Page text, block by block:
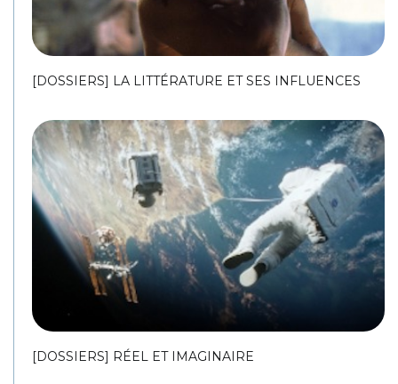
[DOSSIERS] LA LITTÉRATURE ET SES INFLUENCES
[DOSSIERS] RÉEL ET IMAGINAIRE